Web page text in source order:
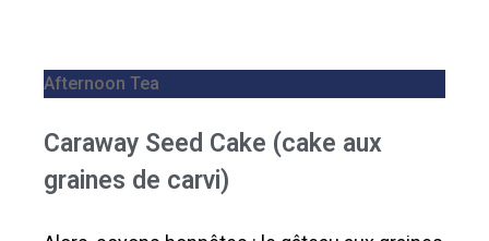
Afternoon Tea
Caraway Seed Cake (cake aux
graines de carvi)